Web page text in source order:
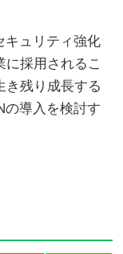
キュリティ強化
採用されるこ
き残り成長する
の導入を検討す